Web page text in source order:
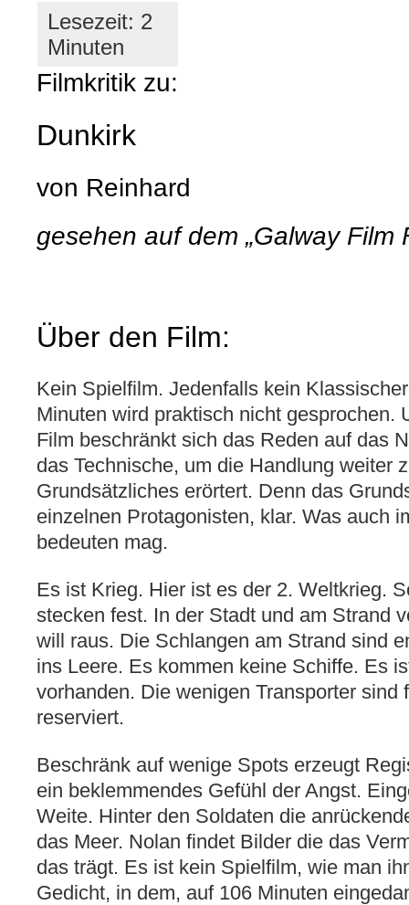
Filmkritik zu:
Dunkirk
von Reinhard
gesehen auf dem „Galway Film
Über den Film:
Kein Spielfilm. Jedenfalls kein
Minuten wird praktisch nicht gesprochen.
Film beschränkt sich das Reden auf das
das Technische, um die Handlung weiter
Grundsätzliches erörtert. Denn das
einzelnen Protagonisten, klar. Was auch
bedeuten mag.
Es ist Krieg. Hier ist es der 2. Weltkrieg.
stecken fest. In der Stadt und am Strand
will raus. Die Schlangen am Strand sind
ins Leere. Es kommen keine Schiffe. Es
vorhanden. Die wenigen Transporter sind
reserviert.
Beschränk auf wenige Spots erzeugt
ein beklemmendes Gefühl der Angst.
Weite. Hinter den Soldaten die
das Meer. Nolan findet Bilder die das
das trägt. Es ist kein Spielfilm, wie man
Gedicht, in dem, auf 106 Minuten